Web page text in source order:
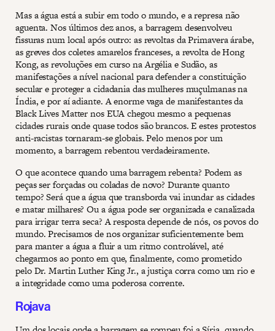
Mas a água está a subir em todo o mundo, e a represa não
aguenta. Nos últimos dez anos, a barragem desenvolveu
fissuras num local após outro: as revoltas da Primavera árabe,
as greves dos coletes amarelos franceses, a revolta de Hong
Kong, as revoluções em curso na Argélia e Sudão, as
manifestações a nível nacional para defender a constituição
secular e proteger a cidadania das mulheres muçulmanas na
Índia, e por aí adiante. A enorme vaga de manifestantes da
Black Lives Matter nos EUA chegou mesmo a pequenas
cidades rurais onde quase todos são brancos. E estes protestos
anti-racistas tornaram-se globais. Pelo menos por um
momento, a barragem rebentou verdadeiramente.
O que acontece quando uma barragem rebenta? Podem as
peças ser forçadas ou coladas de novo? Durante quanto
tempo? Será que a água que transborda vai inundar as cidades
e matar milhares? Ou a água pode ser organizada e canalizada
para irrigar terra seca? A resposta depende de nós, os povos do
mundo. Precisamos de nos organizar suficientemente bem
para manter a água a fluir a um ritmo controlável, até
chegarmos ao ponto em que, finalmente, como prometido
pelo Dr. Martin Luther King Jr., a justiça corra como um rio e
a integridade como uma poderosa corrente.
Rojava